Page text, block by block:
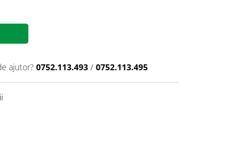
ajutor? 0752.113.493 / 0752.113.495